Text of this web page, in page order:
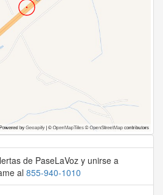
de PaseLaVoz y unirse a
al 855-940-1010